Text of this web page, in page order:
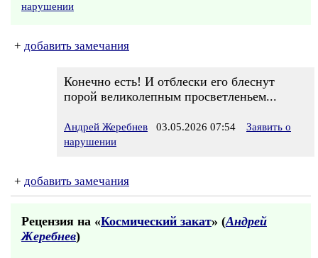
нарушении
+ добавить замечания
Конечно есть! И отблески его блеснут
порой великолепным просветленьем...
Андрей Жеребнев 03.05.2026 07:54
Заявить о
нарушении
+ добавить замечания
Рецензия на «Космический закат» (Андрей
Жеребнев)